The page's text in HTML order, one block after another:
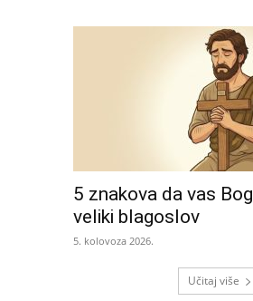
5 znakova da vas
veliki blagoslov
5. kolovoza 2026.
Učitaj više